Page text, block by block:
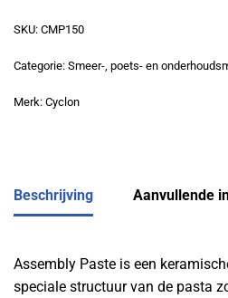
SKU: CMP150
Categorie: Smeer-, poets- en
Merk: Cyclon
Beschrijving Aanvullende
Assembly Paste is een
speciale structuur van de pasta